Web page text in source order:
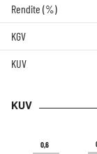
Rendite (%)
KGV
KUV
KUV
0,6
0,6